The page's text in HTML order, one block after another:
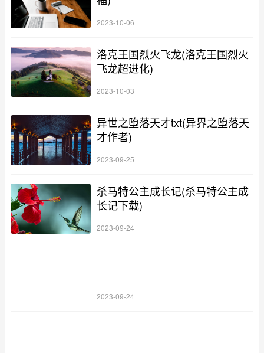
2023-10-06
洛克王国烈火飞龙(洛克王国烈火
飞龙超进化)
2023-10-03
异世之堕落天才txt(异界之堕落天
才作者)
2023-09-25
杀马特公主成长记(杀马特公主成
长记下载)
2023-09-24
2023-09-24